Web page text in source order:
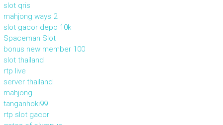
slot qris
mahjong ways 2
slot gacor depo 10k
Spaceman Slot
bonus new member 100
slot thailand
rtp live
server thailand
mahjong
tanganhoki99
rtp slot gacor